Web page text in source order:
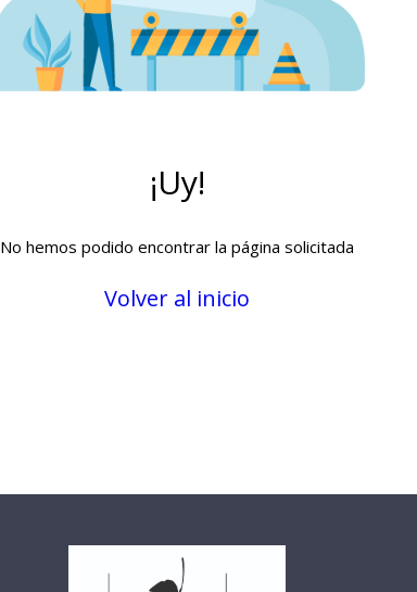
¡Uy!
No hemos podido encontrar la página solicitada
Volver al inicio